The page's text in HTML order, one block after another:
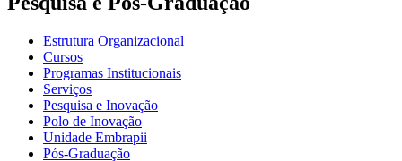
Estrutura Organizacional
Cursos
Programas Institucionais
Serviços
Pesquisa e Inovação
Polo de Inovação
Unidade Embrapii
Pós-Graduação